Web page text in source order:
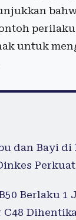
untuk
dan Bayi di
Berlaku 1
C48